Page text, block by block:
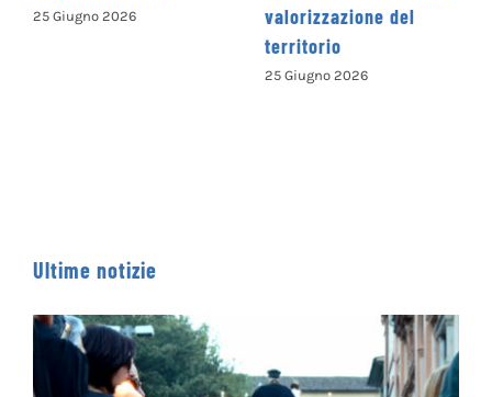
valorizzazione del
Nazionale